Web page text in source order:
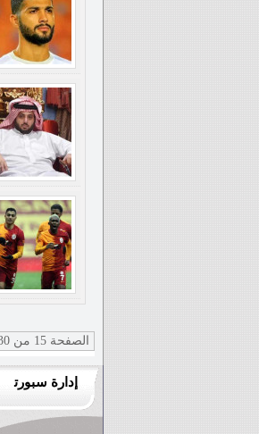
الصفحة 15 من 430
إدارة سبورت